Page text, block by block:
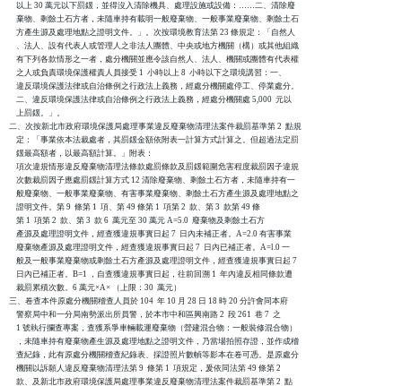
    以上 30 萬元以下罰鍰，並得沒入清除機具、處理設施或設備：……二、清除廢
    棄物、剩餘土石方者，未隨車持有載明一般廢棄物、一般事業廢棄物、剩餘土石
    方產生源及處理地點之證明文件。」。次按環境教育法第 23 條規定：「自然人
    、法人、設有代表人或管理人之非法人團體、中央或地方機關（構）或其他組織
    有下列各款情形之一者，處分機關並應令該自然人、法人、機關或團體有代表權
    之人或負責環境保護權責人員接受 1  小時以上 8  小時以下之環境講習：一、
    違反環境保護法律或自治條例之行政法上義務，經處分機關處停工、停業處分。
    二、違反環境保護法律或自治條例之行政法上義務，經處分機關處 5,000  元以
    上罰鍰。」。
二、次按新北市政府環境保護局處理事業違反廢棄物清理法案件裁罰基準第 2  點規
    定：「事業依本法裁處者，其罰鍰金額依附表一計算方式計算之。但超過法定罰
    鍰最高額者，以最高額計算。」附表：
    項次違規情形違反廢棄物清理法條款處罰條款及罰鍰範圍危害程度裁罰因子違規
    次數裁罰因子應處罰鍰計算方式 12 清除廢棄物、剩餘土石方者，未隨車持有一
    般廢棄物、一般事業廢棄物、有害事業廢棄物、剩餘土石方產生源及處理地點之
    證明文件。第 9  條第 1  項、第 49 條第 1  項第 2  款、第 3  款第 49 條
    第 1  項第 2  款、第 3  款 6  萬元至 30 萬元 A=5.0  廢棄物及剩餘土石方
    產源及處理證明文件，經查獲違規事實日起 7  日內未補正者。A=2.0 有害事業
    廢棄物產源及處理證明文件，經查獲違規事實日起 7  日內已補正者。A=l.0 一
    般及一般事業廢棄物或剩餘土石方產源及處理證明文件，經查獲違規事實日起 7
    日內已補正者。B=1 ，自查獲違規事實日起，往前回溯 1  年內違反相同條款遭
    裁罰累積次數。6 萬元×A× （上限：30  萬元）
三、卷查本件原處分機關稽查人員於 104  年 10 月 28 日 18 時 20 分許會同本府
    警察局中和一分局南勢派出所員警，於本市中和區興南路 2  段 261  巷 7  之
    1 號執行攔查專案，查獲系爭車輛載運廢棄物（營建混合物：一般裝修混合物）
    ，未隨車持有廢棄物產生源及處理地點之證明文件，乃當場拍照存證，並作成稽
    查紀錄，此有原處分機關稽查紀錄表、採證照片數幀等影本在卷可憑。是原處分
    機關以訴願人違反廢棄物清理法第 9  條第 1  項規定，爰依同法第 49 條第 2
    款、及新北市政府環境保護局處理事業違反廢棄物清理法案件裁罰基準第 2  點